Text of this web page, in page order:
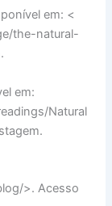
em: <
the-natural-
em:
Natural
>. Acesso